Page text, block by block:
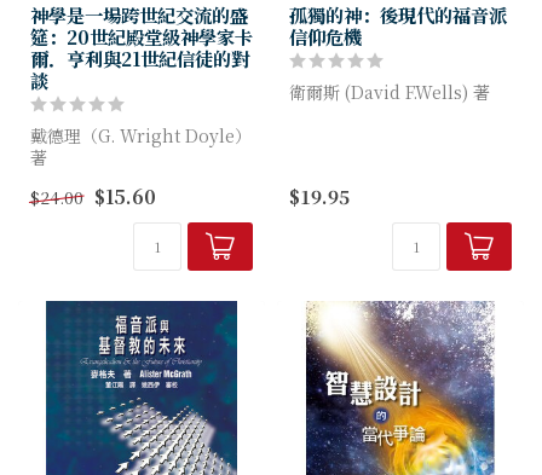
神學是一場跨世紀交流的盛
筵：20世紀殿堂級神學家卡
爾．亨利與21世紀信徒的對
談
戴德理（G. Wright Doyle）
著
卡爾‧亨利（Carl Henry）
獲稱為二十世紀福音派的主導
神學家，也是近半世紀世界福
音派運動的主要領袖。本...
$24.00 $15.60
孤獨的神：後現代的福音派
信仰危機
衛爾斯 (David F.Wells) 著
問題，而是傳什麼和信什麼的
$19.95